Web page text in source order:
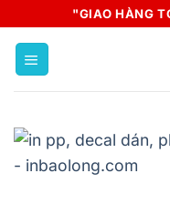
content
"GIAO HÀNG